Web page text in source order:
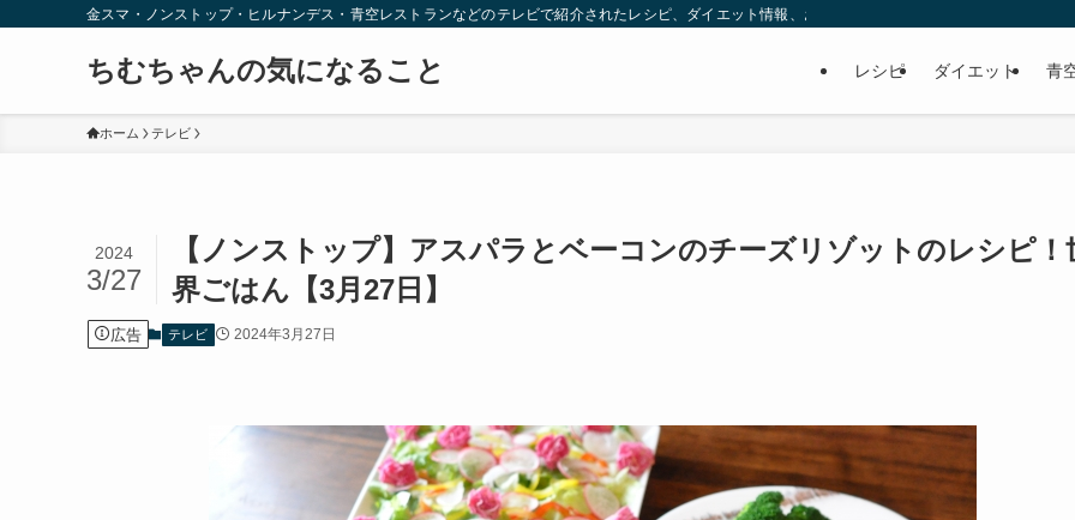
金スマ・ノンストップ・ヒルナンデス・青空レストランなどのテレビで紹介されたレシピ、ダイエット情報、お取り寄せなどを紹介します。
ちむちゃんの気になること レシピ ダイエット 青
ホーム テレビ
【ノンストップ】アスパラとベーコンのチーズリゾットのレシピ！
界ごはん【3月27日】
2024
3/27
広告 テレビ 2024年3月27日